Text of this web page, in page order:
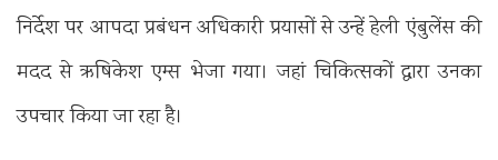
निर्देश पर आपदा प्रबंधन अधिकारी प्रयासों से उन्हें हेली एंबुलेंस की
मदद से ऋषिकेश एम्स भेजा गया। जहां चिकित्सकों द्वारा उनका
उपचार किया जा रहा है।